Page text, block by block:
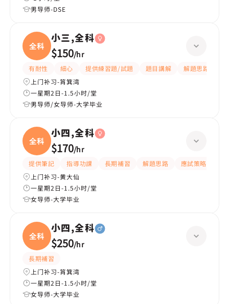
男导师-DSE
全科
小三,全科
$150/hr
有耐性 細心 提供練習題/試題 題目講解
解題思路
上门补习-筲箕湾
一星期2日-1.5小时/堂
男导师/女导师-大学毕业
全科
小四,全科
$170/hr
提供筆記 指導功課 長期補習 解題思路 應試策略
上门补习-黄大仙
一星期2日-1.5小时/堂
女导师-大学毕业
全科
小四,全科
$250/hr
長期補習
上门补习-筲箕湾
一星期2日-1.5小时/堂
女导师-大学毕业